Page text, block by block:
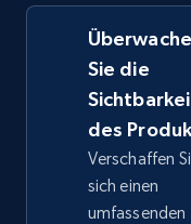
eBay - Collect
URL, Product id,
Seller reviews,
more.
2.5K+
Sie die
des
Verschaffen
sich einen
umfassenden